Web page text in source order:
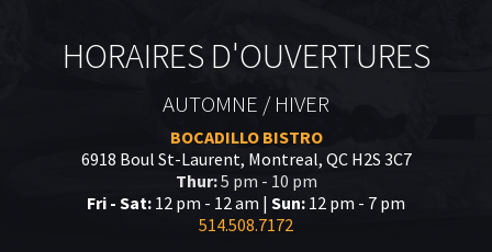
HORAIRES D'OUVERTURES
AUTOMNE / HIVER
BOCADILLO BISTRO
6918 Boul St-Laurent, Montreal, QC H2S 3C7
Thur:5 pm - 10 pm
Fri - Sat: 12 pm - 12 am | Sun: 12 pm - 7 pm
514.508.7172